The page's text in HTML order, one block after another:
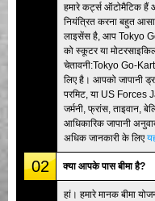
टोक्यो अकीहबारा#2
टोक्यो शिबुया एनेक्स
टोक्यो असाकुसा
ओकिनावा
हमारे कर्ट्स ऑटोमैटिक हैं
नियंत्रित करना बहुत
लाइसेंस है, आप Tokyo
को स्कूटर या
चेतावनी:Tokyo Go-
लिए है। आपको जापानी
परमिट, या US Forces
जर्मनी, फ्रांस, ताइवान,
आधिकारिक जापानी
अधिक जानकारी के लिए
02 क्या आपके पास बीमा है?
हां। हमारे मानक बीमा